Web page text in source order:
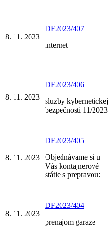
8. 11. 2023
DF2023/407
internet
8. 11. 2023
DF2023/406
sluzby kybernetickej
bezpečnosti 11/2023
8. 11. 2023
DF2023/405
Objednávame si u
Vás kontajnerové
státie s prepravou:
8. 11. 2023
DF2023/404
prenajom garaze